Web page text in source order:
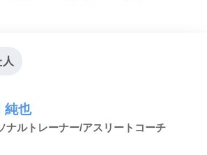
純也
ナルトレーナー/アスリートコーチ